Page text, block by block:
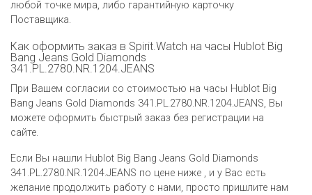
любой точке мира, либо гарантийную карточку
Поставщика.
Как оформить заказ в Spirit.Watch на часы Hublot Big
Bang Jeans Gold Diamonds
341.PL.2780.NR.1204.JEANS
При Вашем согласии со стоимостью на часы Hublot Big
Bang Jeans Gold Diamonds 341.PL.2780.NR.1204.JEANS, Вы
можете оформить быстрый заказ без регистрации на
сайте.
Если Вы нашли Hublot Big Bang Jeans Gold Diamonds
341.PL.2780.NR.1204.JEANS по цене ниже , и у Вас есть
желание продолжить работу с нами, просто пришлите нам